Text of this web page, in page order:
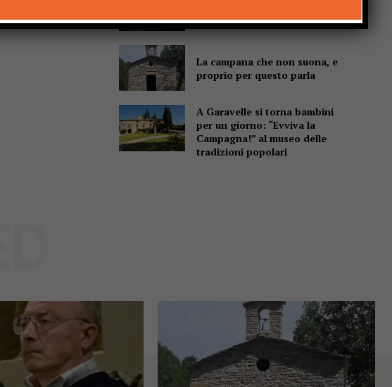
“Rendiamole obbligatorie”
La campana che non suona, e
proprio per questo parla
A Garavelle si torna bambini
per un giorno: “Evviva la
Campagna!” al museo delle
tradizioni popolari